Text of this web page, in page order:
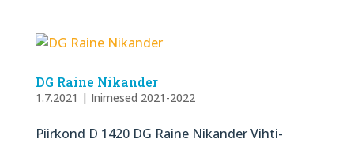
DG Raine Nikander
1.7.2021 | Inimesed 2021-2022
Piirkond D 1420 DG Raine Nikander Vihti-